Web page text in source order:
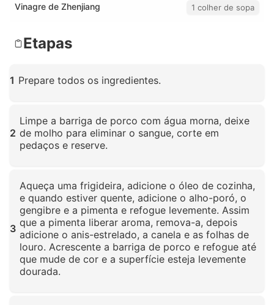
Vinagre de Zhenjiang 1 colher de sopa
Etapas
1 Prepare todos os ingredientes.
2
Limpe a barriga de porco com água morna, deixe
de molho para eliminar o sangue, corte em
pedaços e reserve.
3
Aqueça uma frigideira, adicione o óleo de cozinha,
e quando estiver quente, adicione o alho-poró, o
gengibre e a pimenta e refogue levemente. Assim
que a pimenta liberar aroma, remova-a, depois
adicione o anis-estrelado, a canela e as folhas de
louro. Acrescente a barriga de porco e refogue até
que mude de cor e a superfície esteja levemente
dourada.